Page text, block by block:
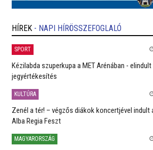
HÍREK - NAPI HÍRÖSSZEFOGLALÓ
SPORT
Kézilabda szuperkupa a MET Arénában - elindult
jegyértékesítés
KULTÚRA
Zenél a tér! – végzős diákok koncertjével indult
Alba Regia Feszt
MAGYARORSZÁG